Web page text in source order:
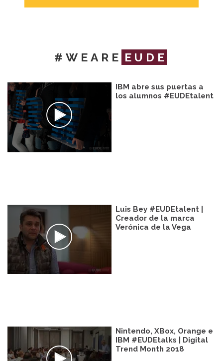
#WEARE EUDE
IBM abre sus puertas a
los alumnos #EUDEtalent
Luis Bey #EUDEtalent |
Creador de la marca
Verónica de la Vega
Nintendo, XBox, Orange e
IBM #EUDEtalks | Digital
Trend Month 2018